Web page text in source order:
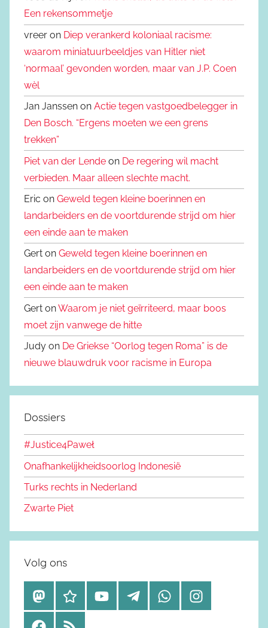
Een rekensommetje
vreer on Diep verankerd koloniaal racisme:
waarom miniatuurbeeldjes van Hitler niet
‘normaal’ gevonden worden, maar van J.P. Coen
wèl
Jan Janssen on Actie tegen vastgoedbelegger in
Den Bosch. “Ergens moeten we een grens
trekken”
Piet van der Lende on De regering wil macht
verbieden. Maar alleen slechte macht.
Eric on Geweld tegen kleine boerinnen en
landarbeiders en de voortdurende strijd om hier
een einde aan te maken
Gert on Geweld tegen kleine boerinnen en
landarbeiders en de voortdurende strijd om hier
een einde aan te maken
Gert onWaarom je niet geïrriteerd, maar boos
moet zijn vanwege de hitte
Judy on De Griekse “Oorlog tegen Roma” is de
nieuwe blauwdruk voor racisme in Europa
Dossiers
#Justice4Paweł
Onafhankelijkheidsoorlog Indonesië
Turks rechts in Nederland
Zwarte Piet
Volg ons
M
a
B
l
Y
o
T
e
W
h
I
n